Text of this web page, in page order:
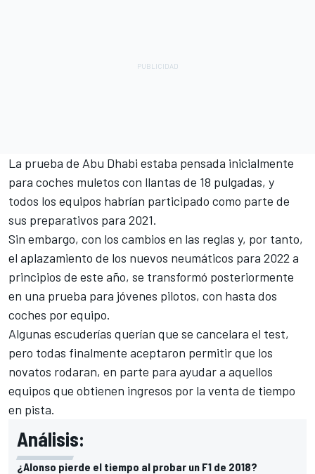
La prueba de Abu Dhabi estaba pensada inicialmente
para coches muletos con llantas de 18 pulgadas, y
todos los equipos habrían participado como parte de
sus preparativos para 2021.
Sin embargo, con los cambios en las reglas y, por tanto,
el aplazamiento de los nuevos neumáticos para 2022 a
principios de este año, se transformó posteriormente
en una prueba para jóvenes pilotos, con hasta dos
coches por equipo.
Algunas escuderías querían que se cancelara el test,
pero todas finalmente aceptaron permitir que los
novatos rodaran, en parte para ayudar a aquellos
equipos que obtienen ingresos por la venta de tiempo
en pista.
Análisis:
¿Alonso pierde el tiempo al probar un F1 de 2018?